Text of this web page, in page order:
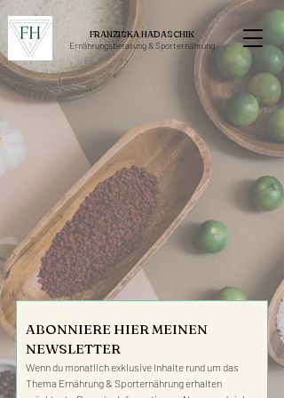
FRANZISKA HADASCHIK
Ernährungsberatung &Sporternährung
ABONNIERE HIER MEINEN
NEWSLETTER
Wenn du monatlich exklusive Inhalte rund um das
Thema Ernährung & Sporternährung erhalten